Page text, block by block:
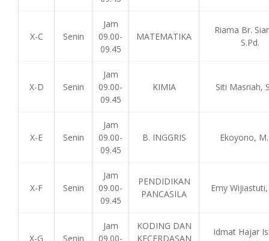
X-C Senin
Jam
09.00-
09.45
MATEMATIKA
Riama Br.
S.Pd.
X-D Senin
Jam
09.00-
09.45
KIMIA Siti Masriah,
X-E Senin
Jam
09.00-
09.45
B. INGGRIS Ekoyono,
X-F Senin
Jam
09.00-
09.45
PENDIDIKAN
PANCASILA
Emy Wijiastuti,
X-G Senin
Jam
09.00-
KODING DAN
KECERDASAN
Idmat Hajar